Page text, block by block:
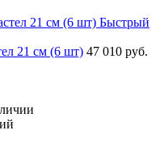
Быстрый
21 см (6 шт) 47 010 руб.